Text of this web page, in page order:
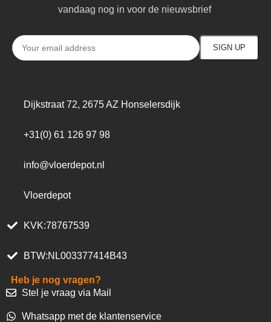
vandaag nog in voor de nieuwsbrief
Dijkstraat 72, 2675 AZ Honselersdijk
+31(0) 61 126 97 98
info@vloerdepot.nl
Vloerdepot
KVK:78767539
BTW:NL003377414B43
Heb je nog vragen?
Stel je vraag via Mail
Whatsapp met de klantenservice